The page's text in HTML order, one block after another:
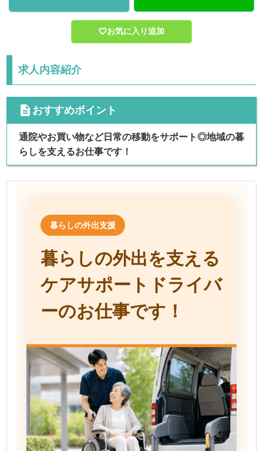
お気に入り追加
求人内容紹介
cdescription おすすめポイント
通院やお買い物など日常の移動をサポート◎地域の暮
らしを支えるお仕事です！
暮らしの外出支援
暮らしの外出を支える
ケアサポートドライバ
ーのお仕事です！